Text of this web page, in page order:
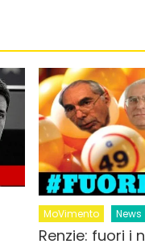
MoVimento News
Renzie: fuori i